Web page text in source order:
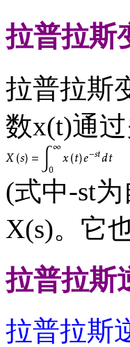
拉普拉斯
拉普拉斯
数x(t)通
(式中-st
X(s)。它
拉普拉斯
拉普拉斯